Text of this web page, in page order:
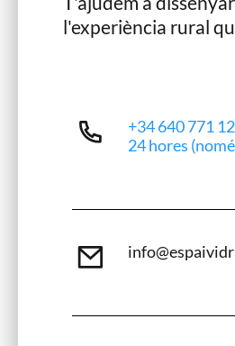
l'experiència rural
+34 640 771
24 hores